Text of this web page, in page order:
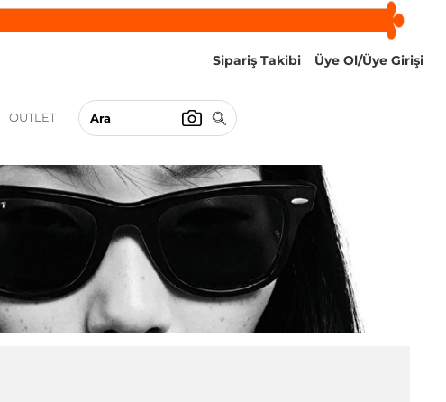
Sipariş Takibi Üye Ol/Üye Girişi
OUTLET